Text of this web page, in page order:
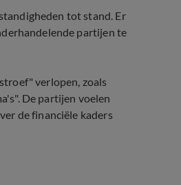
tot stand. Er
partijen te
verlopen, zoals
De partijen voelen
de financiële kaders